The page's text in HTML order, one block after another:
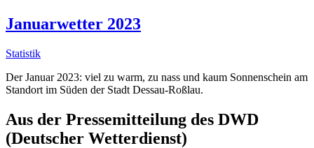
Januarwetter 2023
Statistik
Der Januar 2023: viel zu warm, zu nass und kaum Sonnenschein am
Standort im Süden der Stadt Dessau-Roßlau.
Aus der Pressemitteilung des DWD
(Deutscher Wetterdienst)